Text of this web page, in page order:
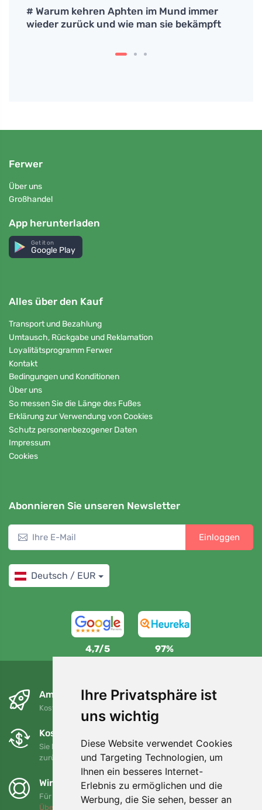
Ihre Privatsphäre ist
uns wichtig
Diese Website verwendet Cookies
und Targeting Technologien, um
Ihnen ein besseres Internet-
Erlebnis zu ermöglichen und die
Werbung, die Sie sehen, besser an
# Warum kehren Aphten im Mund immer
wieder zurück und wie man sie bekämpft
Ferwer
Über uns
Großhandel
App herunterladen
Get it on
Google Play
Alles über den Kauf
Transport und Bezahlung
Umtausch, Rückgabe und Reklamation
Loyalitätsprogramm Ferwer
Kontakt
Bedingungen und Konditionen
Über uns
So messen Sie die Länge des Fußes
Erklärung zur Verwendung von Cookies
Schutz personenbezogener Daten
Impressum
Cookies
Abonnieren Sie unseren Newsletter
Einloggen
Deutsch / EUR
4,7/5 97%
Am nächsten Tag und kostenlos
Kostenloser Versand für Bestellungen über 80 EUR
Kostenloser Umtausch und Rückgabe
Sie können Ihre Bestellung jederzeit innerhalb von 90 Tagen
zurückgeben oder umtauschen.
Wir unterstützen Trees.org
Für jede Bestellung pflanzen wir einen Baum! Mehr lesen
Über uns